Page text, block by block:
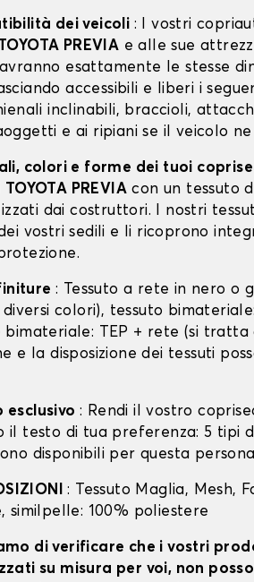
dei veicoli : I vostri
TOYOTA PREVIA e alle sue
esattamente le stesse
accessibili e liberi i
inclinabili, braccioli,
e ai ripiani se il veicolo
colori e forme dei tuoi
TOYOTA PREVIA con un tessuto
dai costruttori. I nostri
vostri sedili e li ricoprono
: Tessuto a rete in nero o
diversi colori), tessuto
bimateriale: TEP + rete (si tratta
e la disposizione dei tessuti
esclusivo : Rendi il vostro
il testo di tua preferenza: 5 tipi
disponibili per questa
: Tessuto Maglia, Mesh,
similpelle: 100% poliestere
di verificare che i vostri
su misura per voi, non